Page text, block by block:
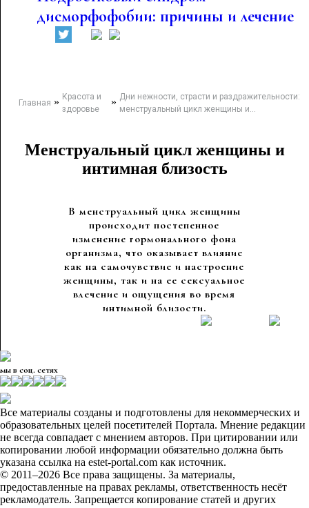
дисморфофобии: причины и лечение
Главная » Красота и
здоровье
» Дни нежности, страсти и раздражительности:
менструальный цикл женщины и...
Менструальный цикл женщины и
интимная близость
В менструальный цикл женщины
происходит постепенное
изменение гормонального фона
организма, что оказывает влияние
как на самочувствие и настроение
женщины, так и на ее сексуальное
влечение и ощущения во время
интимной близости.
мы в соц. сетях
Все материалы созданы и подготовлены для некоммерческих и
образовательных целей посетителей Портала. Мнение редакции
не всегда совпадает с мнением авторов. При цитировании или
копировании любой информации обязательно должна быть
указана ссылка на estet-portal.com как источник.
© 2011–2026 Все права защищены. За материалы,
предоставленные на правах рекламы, ответственность несёт
рекламодатель. Запрещается копирование статей и других